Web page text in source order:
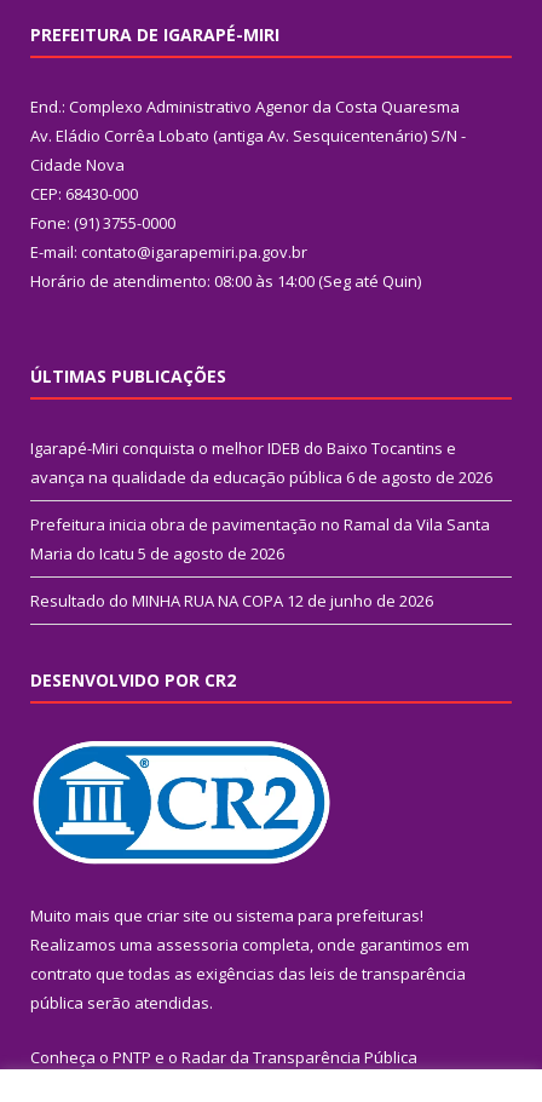
PREFEITURA DE IGARAPÉ-MIRI
End.: Complexo Administrativo Agenor da Costa Quaresma
Av. Eládio Corrêa Lobato (antiga Av. Sesquicentenário) S/N -
Cidade Nova
CEP: 68430-000
Fone: (91) 3755-0000
E-mail: contato@igarapemiri.pa.gov.br
Horário de atendimento: 08:00 às 14:00 (Seg até Quin)
ÚLTIMAS PUBLICAÇÕES
Igarapé-Miri conquista o melhor IDEB do Baixo Tocantins e
avança na qualidade da educação pública 6 de agosto de 2026
Prefeitura inicia obra de pavimentação no Ramal da Vila Santa
Maria do Icatu 5 de agosto de 2026
Resultado do MINHA RUA NA COPA 12 de junho de 2026
DESENVOLVIDO POR CR2
Muito mais que criar site ou sistema para prefeituras!
Realizamos uma assessoria completa, onde garantimos em
contrato que todas as exigências das leis de transparência
pública serão atendidas.
Conheça o PNTP e o Radar da Transparência Pública